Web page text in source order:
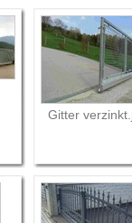
Gitter